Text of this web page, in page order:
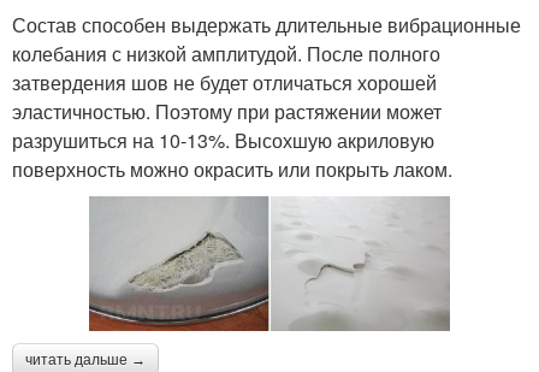
Состав способен выдержать длительные вибрационные
колебания с низкой амплитудой. После полного
затвердения шов не будет отличаться хорошей
эластичностью. Поэтому при растяжении может
разрушиться на 10-13%. Высохшую акриловую
поверхность можно окрасить или покрыть лаком.
читать дальше →